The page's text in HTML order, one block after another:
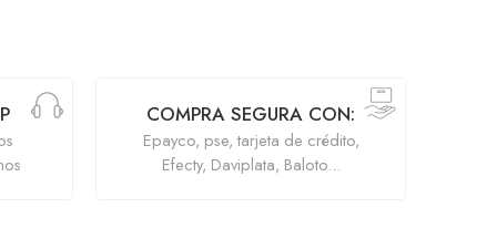
COMPRA SEGURA CON:
Epayco, pse, tarjeta de crédito,
Efecty, Daviplata, Baloto...